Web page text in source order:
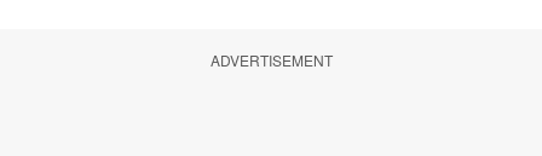
ADVERTISEMENT